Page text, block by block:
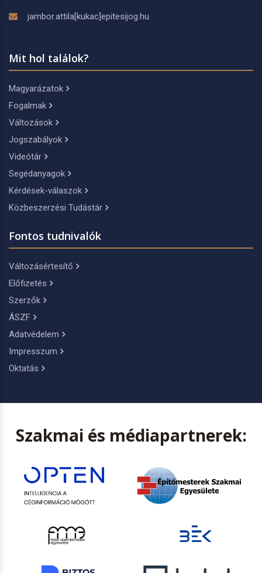
jambor.attila[kukac]epitesijog.hu
Mit hol találok?
Magyarázatok
Fogalmak
Változások
Jogszabályok
Videótár
Segédanyagok
Kérdések-válaszok
Közbeszerzési Tudástár
Fontos tudnivalók
Változásértesítő
Előfizetés
Szerzők
ÁSZF
Adatvédelem
Impresszum
Oktatás
Szakmai és médiapartnerek: